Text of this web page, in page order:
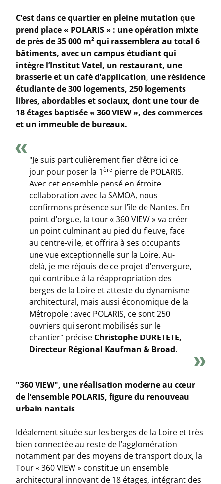
C’est dans ce quartier en pleine mutation que
prend place « POLARIS » : une opération mixte
de près de 35 000 m² qui rassemblera au total 6
bâtiments, avec un campus étudiant qui
intègre l’Institut Vatel, un restaurant, une
brasserie et un café d’application, une résidence
étudiante de 300 logements, 250 logements
libres, abordables et sociaux, dont une tour de
18 étages baptisée « 360 VIEW », des commerces
et un immeuble de bureaux.
"Je suis particulièrement fier d’être ici ce
jour pour poser la 1ère pierre de POLARIS.
Avec cet ensemble pensé en étroite
collaboration avec la SAMOA, nous
confirmons présence sur l’île de Nantes. En
point d’orgue, la tour« 360 VIEW »va créer
un point culminant au pied du fleuve, face
au centre-ville, et offrira à ses occupants
une vue exceptionnelle sur la Loire. Au-
delà, je me réjouis de ce projet d’envergure,
qui contribue à la réappropriation des
berges de la Loire et atteste du dynamisme
architectural, mais aussi économique de la
Métropole : avec POLARIS, ce sont 250
ouvriers qui seront mobilisés sur le
chantier" précise Christophe DURETETE,
Directeur Régional Kaufman & Broad.
"360 VIEW", une réalisation moderne au cœur
de l’ensemble POLARIS, figure du renouveau
urbain nantais
Idéalement située sur les berges de la Loire et très
bien connectée au reste de l’agglomération
notamment par des moyens de transport doux, la
Tour « 360 VIEW » constitue un ensemble
architectural innovant de 18 étages, intégrant des